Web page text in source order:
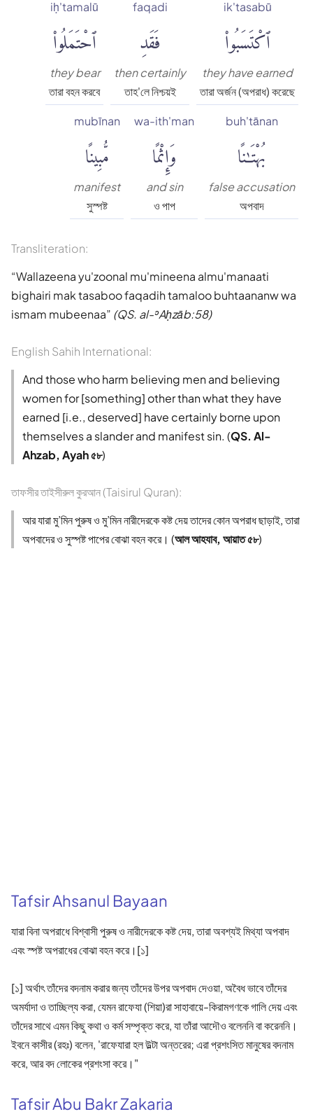
ik'tasabū
ٱكْتَسَبُوا۟
they have earned
তারা অর্জন (অপরাধ) করেছে
faqadi
فَقَدِ
then certainly
তাহ'লে নিশ্চয়ই
iḥ'tamalū
ٱحْتَمَلُوا۟
they bear
তারা বহন করবে
buh'tānan
بُهْتَٰنًا
false accusation
অপবাদ
wa-ith'man
وَإِثْمًا
and sin
ও পাপ
mubīnan
مُّبِينًا
manifest
সুস্পষ্ট
Transliteration:
Wallazeena yu'zoonal mu'mineena almu'manaati
bighairi mak tasaboo faqadih tamaloo buhtaananw wa
ismam mubeenaa (QS. al-ʾAḥzāb:58)
English Sahih International:
And those who harm believing men and believing
women for [something] other than what they have
earned [i.e., deserved] have certainly borne upon
themselves a slander and manifest sin. (QS. Al-
Ahzab, Ayah ৫৮)
তাফসীর তাইসীরুল কুরআন (Taisirul Quran):
আর যারা মু’মিন পুরুষ ও মু’মিন নারীদেরকে কষ্ট দেয় তাদের কোন অপরাধ ছাড়াই, তারা
অপবাদের ও সুস্পষ্ট পাপের বোঝা বহন করে। (আল আহযাব, আয়াত ৫৮)
Tafsir Ahsanul Bayaan
যারা বিনা অপরাধে বিশ্বাসী পুরুষ ও নারীদেরকে কষ্ট দেয়, তারা অবশ্যই মিথ্যা অপবাদ
এবং স্পষ্ট অপরাধের বোঝা বহন করে।[১]
[১] অর্থাৎ তাঁদের বদনাম করার জন্য তাঁদের উপর অপবাদ দেওয়া, অবৈধ ভাবে তাঁদের
অমর্যাদা ও তাচ্ছিল্য করা, যেমন রাফেযা (শিয়া)রা সাহাবায়ে-কিরামগণকে গালি দেয় এবং
তাঁদের সাথে এমন কিছু কথা ও কর্ম সম্পৃক্ত করে, যা তাঁরা আদৌও বলেননি বা করেননি।
ইবনে কাসীর (রহঃ) বলেন, 'রাফেযারা হল উল্টা অন্তরের; এরা প্রশংসিত মানুষের বদনাম
করে, আর বদ লোকের প্রশংসা করে।"
Tafsir Abu Bakr Zakaria